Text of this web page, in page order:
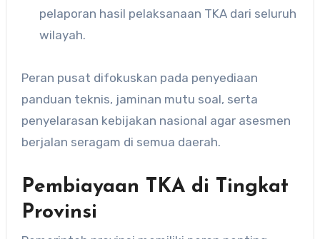
pelaporan hasil pelaksanaan TKA dari seluruh
wilayah.
Peran pusat difokuskan pada penyediaan
panduan teknis, jaminan mutu soal, serta
penyelarasan kebijakan nasional agar asesmen
berjalan seragam di semua daerah.
Pembiayaan TKA di Tingkat
Provinsi